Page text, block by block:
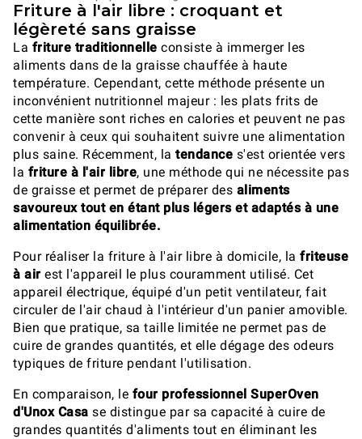
Friture à l'air libre : croquant et
légèreté sans graisse
La friture traditionnelle consiste à immerger les
aliments dans de la graisse chauffée à haute
température. Cependant, cette méthode présente un
inconvénient nutritionnel majeur : les plats frits de
cette manière sont riches en calories et peuvent ne pas
convenir à ceux qui souhaitent suivre une alimentation
plus saine. Récemment, la tendance s'est orientée vers
la friture à l'air libre, une méthode qui ne nécessite pas
de graisse et permet de préparer des aliments
savoureux tout en étant plus légers et adaptés à une
alimentation équilibrée.
Pour réaliser la friture à l'air libre à domicile, la friteuse
à air est l'appareil le plus couramment utilisé. Cet
appareil électrique, équipé d'un petit ventilateur, fait
circuler de l'air chaud à l'intérieur d'un panier amovible.
Bien que pratique, sa taille limitée ne permet pas de
cuire de grandes quantités, et elle dégage des odeurs
typiques de friture pendant l'utilisation.
En comparaison, le four professionnel SuperOven
d'Unox Casa se distingue par sa capacité à cuire de
grandes quantités d'aliments tout en éliminant les